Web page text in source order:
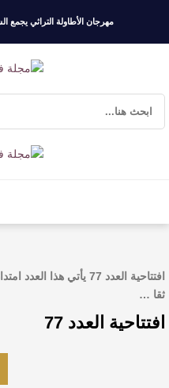
مهرجان الأطاولة التراثي يجمع
افتتاحية العدد 130
آليات البناء الاستهلالي في
افتتاحية العدد 77 يأتي
ثقا …
افتتاحية العدد 77